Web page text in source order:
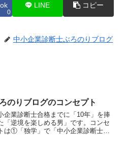
0
LINE コピー
中小企業診断士ぶろのりブログ
のりブログのコンセプト
企業診断士合格までに「10年」を捧
「逆境を楽しめる男」です。コンセ
は①「独学」で「中小企業診断士」